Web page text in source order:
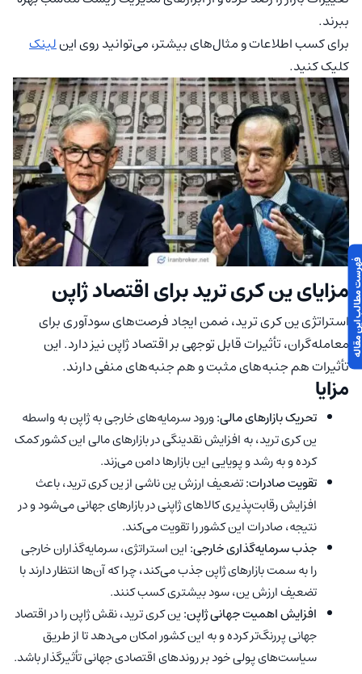
ببرند.
برای کسب اطلاعات و مثال‌های بیشتر، می‌توانید روی اینلینک
کلیک کنید.
مزایای ین کری ترید برای اقتصاد ژاپن
استراتژی ین کری ترید، ضمن ایجاد فرصت‌های سودآوری برای
معامله‌گران، تأثیرات قابل توجهی بر اقتصاد ژاپن نیز دارد. این
تأثیرات هم جنبه‌های مثبت و هم جنبه‌های منفی دارند.
مزایا
تحریک بازارهای مالی:ورود سرمایه‌های خارجی به ژاپن به واسطه
ین کری ترید، به افزایش نقدینگی در بازارهای مالی این کشور کمک
کرده و به رشد و پویایی این بازارها دامن می‌زند.
تقویت صادرات:تضعیف ارزش ین ناشی از ین کری ترید، باعث
افزایش رقابت‌پذیری کالاهای ژاپنی در بازارهای جهانی می‌شود و در
نتیجه، صادرات این کشور را تقویت می‌کند.
جذب سرمایه‌گذاری خارجی:این استراتژی، سرمایه‌گذاران خارجی
را به سمت بازارهای ژاپن جذب می‌کند، چرا که آن‌ها انتظار دارند با
تضعیف ارزش ین، سود بیشتری کسب کنند.
افزایش اهمیت جهانی ژاپن:ین کری ترید، نقش ژاپن را در اقتصاد
جهانی پررنگ‌تر کرده و به این کشور امکان می‌دهد تا از طریق
سیاست‌های پولی خود بر روندهای اقتصادی جهانی تأثیرگذار باشد.
مقاله